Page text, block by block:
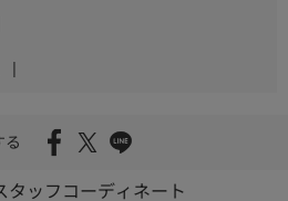
|
る
タッフコーディネート